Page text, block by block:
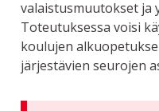
valaistusmuutokset ja
Toteutuksessa voisi
koulujen
järjestävien seurojen